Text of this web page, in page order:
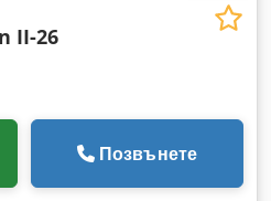
II-26
Позвънете